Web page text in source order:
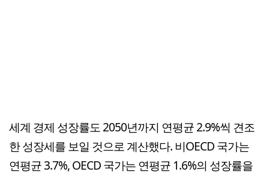
세계 경제 성장률도 2050년까지 연평균 2.9%씩 견조
한 성장세를 보일 것으로 계산했다. 비OECD 국가는
연평균 3.7%, OECD 국가는 연평균 1.6%의 성장률을